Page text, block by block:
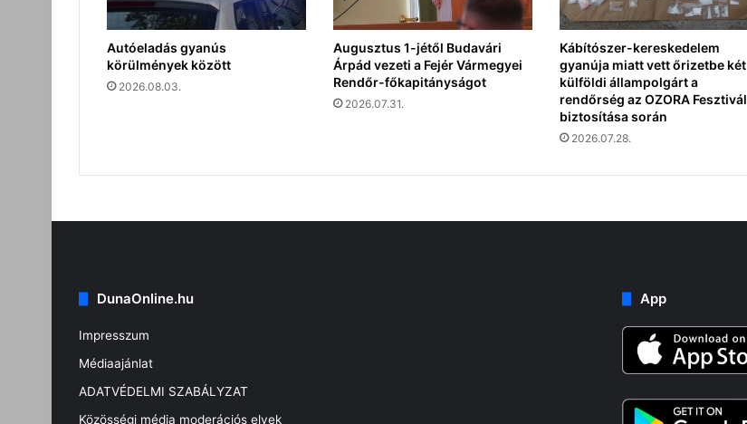
Autóeladás gyanús
körülmények között
2026.08.03.
Augusztus 1-jétől Budavári
Árpád vezeti a Fejér Vármegyei
Rendőr-főkapitányságot
2026.07.31.
Kábítószer-kereskedelem
gyanúja miatt vett őrizetbe két
külföldi állampolgárt a
rendőrség az OZORA Fesztivál
biztosítása során
2026.07.28.
DunaOnline.hu
Impresszum
Médiaajánlat
ADATVÉDELMI SZABÁLYZAT
Közösségi média moderációs elvek
App